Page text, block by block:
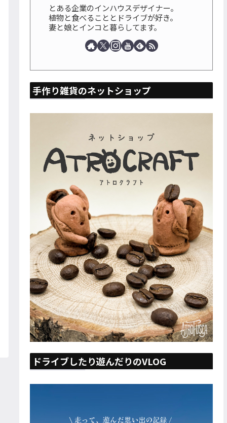
とある企業のインハウスデザイナー。
植物と食べることとドライブが好き。
妻と娘とインコと暮らしてます。
手作り雑貨のネットショップ
ドライブしたり遊んだりのVLOG